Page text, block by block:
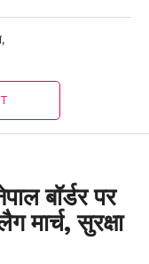
बॉर्डर पर
सुरक्षा